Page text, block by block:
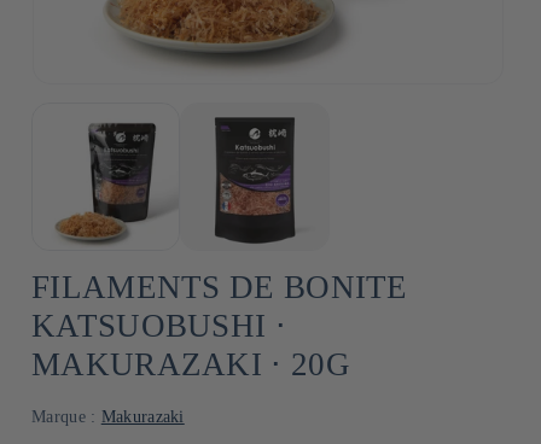
FILAMENTS DE BONITE
KATSUOBUSHI ⋅
MAKURAZAKI ⋅ 20G
Marque : Makurazaki